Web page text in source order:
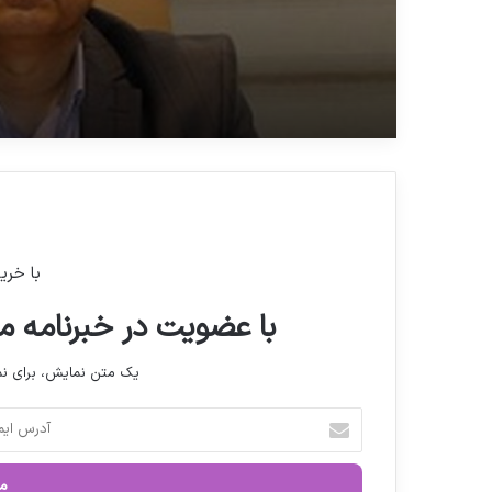
تأکید بر حاکمیت قوانین
ابلاغ توافق‌نامه به ۱۸ هزار داروخانه
با
با عضویت در خبرنامه
یک متن نمایش،
ر